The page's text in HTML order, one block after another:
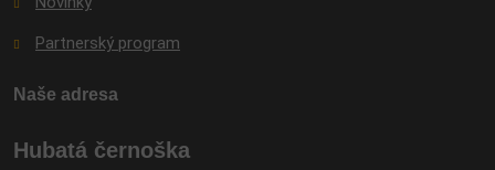
Partnerský program
Naše adresa
Hubatá černoška